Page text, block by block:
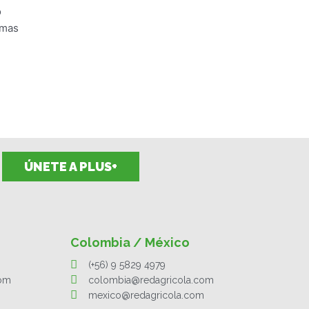
ÚNETE A PLUS+
Colombia / México
(+56) 9 5829 4979
colombia@redagricola.com
mexico@redagricola.com